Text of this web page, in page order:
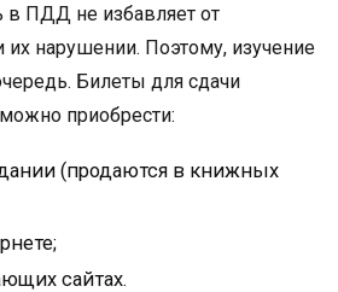
в ПДД не избавляет от
их нарушении. Поэтому, изучение
Билеты для сдачи
приобрести:
(продаются в книжных
сайтах.